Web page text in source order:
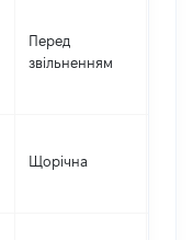
Перед
звільненням
Щорічна